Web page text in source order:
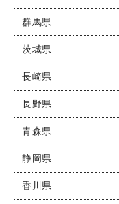
群馬県
茨城県
長崎県
長野県
青森県
静岡県
香川県